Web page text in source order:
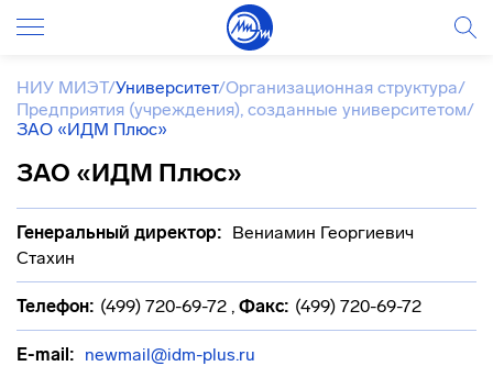
НИУ МИЭТ/Университет/Организационная структура/
Предприятия (учреждения), созданные университетом/
ЗАО «ИДМ Плюс»
ЗАО «ИДМ Плюс»
Генеральный директор: Вениамин Георгиевич
Стахин
Телефон: (499) 720-69-72 , Факс: (499) 720-69-72
E-mail: newmail@idm-plus.ru